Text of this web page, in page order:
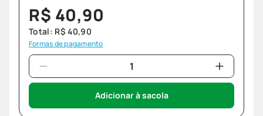
R$ 40,90
Total: R$ 40,90
Formas de pagamento
Adicionar à sacola